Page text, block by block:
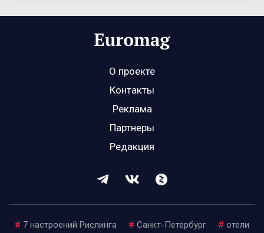
О проекте
Контакты
Реклама
Партнеры
Редакция
# 7 настроений Рислинга # Санкт-Петербург # отели